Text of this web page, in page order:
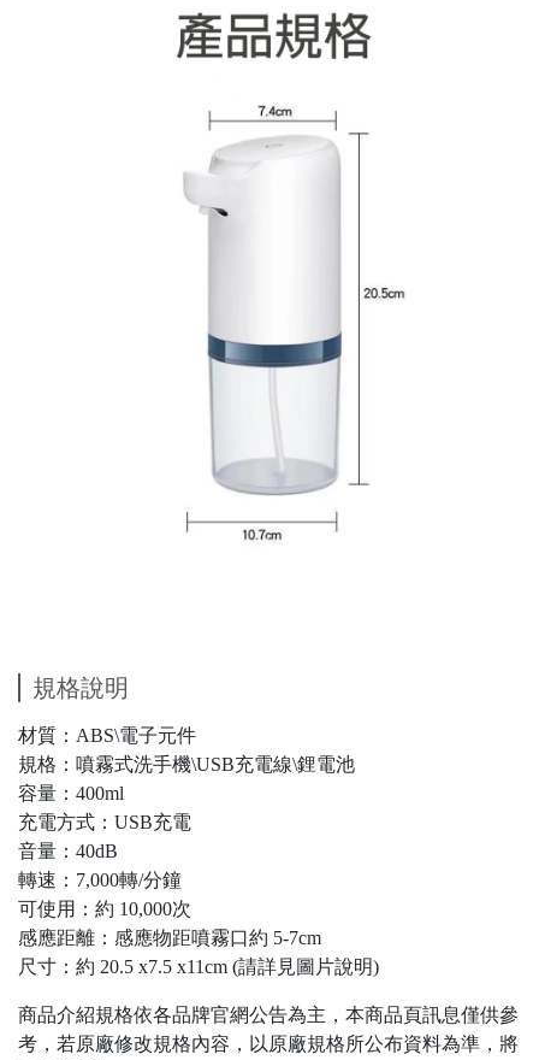
規格說明
材質：ABS\電子元件
規格：噴霧式洗手機\USB充電線\鋰電池
容量：400ml
充電方式：USB充電
音量：40dB
轉速：7,000轉/分鐘
可使用：約 10,000次
感應距離：感應物距噴霧口約 5-7cm
尺寸：約 20.5 x7.5 x11cm (請詳見圖片說明)
商品介紹規格依各品牌官網公告為主，本商品頁訊息僅供參
考，若原廠修改規格內容，以原廠規格所公布資料為準，將